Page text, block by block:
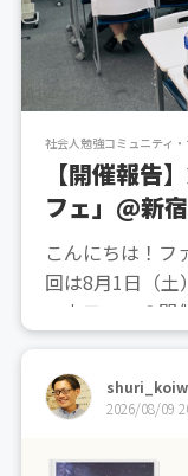
社会人勉強コミュニティ
【開催報告
フェ」@新
ュニティ
こんにちは！
回は8月1日（土
ーカフェ」の
合い頂ければ嬉
て何？2.当日の
こちら！1.スコ
2026/08/09